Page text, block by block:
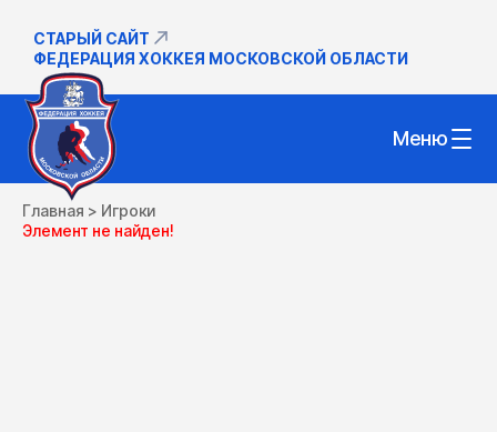
СТАРЫЙ САЙТ
ФЕДЕРАЦИЯ ХОККЕЯ МОСКОВСКОЙ ОБЛАСТИ
Меню
Главная > Игроки
Элемент не найден!